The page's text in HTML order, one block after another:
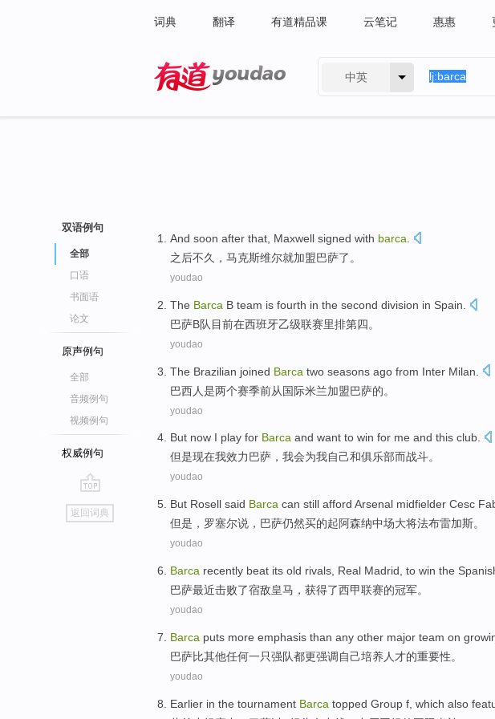
词典 翻译 有道精品课 云笔记 惠惠
中英
双语例句
全部
口语
书面语
论文
原声例句
全部
音频例句
视频例句
权威例句
go
top
返回词典
And soon after that, Maxwell signed with barca
之后不久， 马克斯维尔就加盟巴萨了。
youdao
The Barca B team is fourth in the second division in Spain
巴萨B队 目前在西班牙乙级联赛里排第四。
youdao
The Brazilian joined Barca two seasons ago from Inter Milan
巴西人是两个赛季前从国际米兰加盟巴萨的。
youdao
But now I play for Barca and want to win for me and this club.
但是现在我效力巴萨， 我会为我自己和俱乐部而战斗。
youdao
But Rosell said Barca can still afford Arsenal midfielder Cesc
但是 ，罗塞尔说 ， 巴萨仍然买的起阿森纳中场大将法布雷加斯。
youdao
Barca recently beat its old rivals Real Madrid to win the
巴萨最近击败了宿敌皇马 ， 获得了西甲联赛的冠军。
youdao
Barca puts more emphasis than any other major team on
巴萨比其他任何一只强队都更强调 自己培养人才的重要性。
youdao
Earlier in the tournament Barca topped Group f , which also